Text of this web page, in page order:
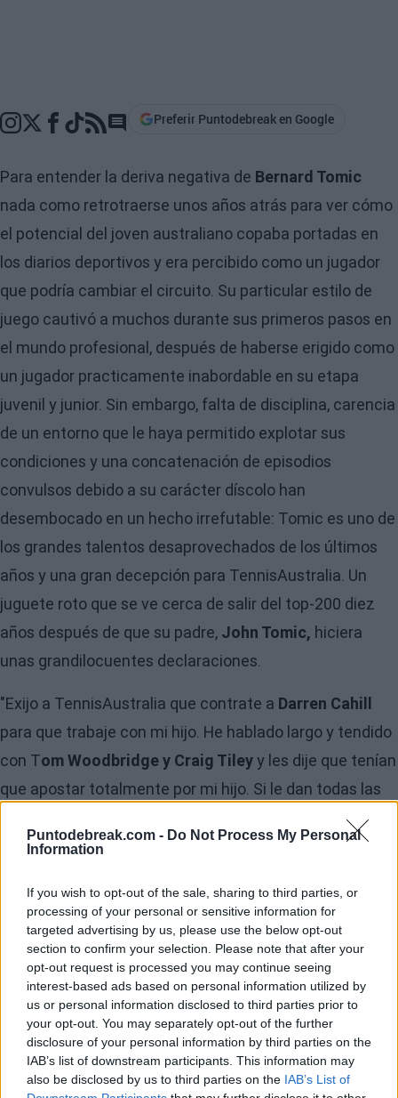
Puntodebreak.com - Do Not Process My Personal
Information
If you wish to opt-out of the sale, sharing to third parties, or
processing of your personal or sensitive information for
targeted advertising by us, please use the below opt-out
section to confirm your selection. Please note that after your
opt-out request is processed you may continue seeing
interest-based ads based on personal information utilized by
us or personal information disclosed to third parties prior to
your opt-out. You may separately opt-out of the further
disclosure of your personal information by third parties on the
IAB’s list of downstream participants. This information may
also be disclosed by us to third parties on the IAB’s List of
Go to comments section
Preferir Puntodebreak en Google
Para entender la deriva negativa de Bernard Tomic
nada como retrotraerse unos años atrás para ver cómo
el potencial del joven australiano copaba portadas en
los diarios deportivos y era percibido como un jugador
que podría cambiar el circuito. Su particular estilo de
juego cautivó a muchos durante sus primeros pasos en
el mundo profesional, después de haberse erigido como
un jugador practicamente inabordable en su etapa
juvenil y junior. Sin embargo, falta de disciplina, carencia
de un entorno que le haya permitido explotar sus
condiciones y una concatenación de episodios
convulsos debido a su carácter díscolo han
desembocado en un hecho irrefutable: Tomic es uno de
los grandes talentos desaprovechados de los últimos
años y una gran decepción para TennisAustralia. Un
juguete roto que se ve cerca de salir del top-200 diez
años después de que su padre, John Tomic, hiciera
unas grandilocuentes declaraciones.
"Exijo a TennisAustralia que contrate a Darren Cahill
para que trabaje con mi hijo. He hablado largo y tendido
con Tom Woodbridge y Craig Tileyy les dije que tenían
que apostar totalmente por mi hijo. Si le dan todas las
facilidades, puedo asegurar que entre los 20 y los 27
años ganará entre 10 y 15 Grand Slams". Así hablaba
años. Desde luego este tipo de declaraciones no han
ayudado en nada a un Bernad que ha mantenido una
relación de amor-odio con su padre, gran obstáculo para
que el australiano pudiera desarrollar todo su talento.
Su aparición en cuartos de final enWimbledon 2011
parecía dar motivos para creer en la profecía de John,
pero nada más lejos de la realidad.